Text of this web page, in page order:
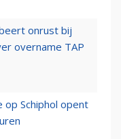
onrust bij
overname TAP
op Schiphol opent